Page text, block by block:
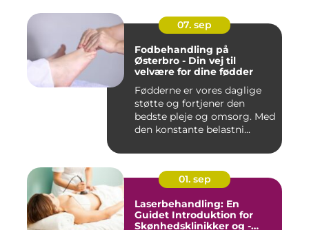
07. sep
Fodbehandling på
Østerbro - Din vej til
velvære for dine fødder
Fødderne er vores daglige
støtte og fortjener den
bedste pleje og omsorg. Med
den konstante belastni...
01. sep
Laserbehandling: En
Guidet Introduktion for
Skønhedsklinikker og -